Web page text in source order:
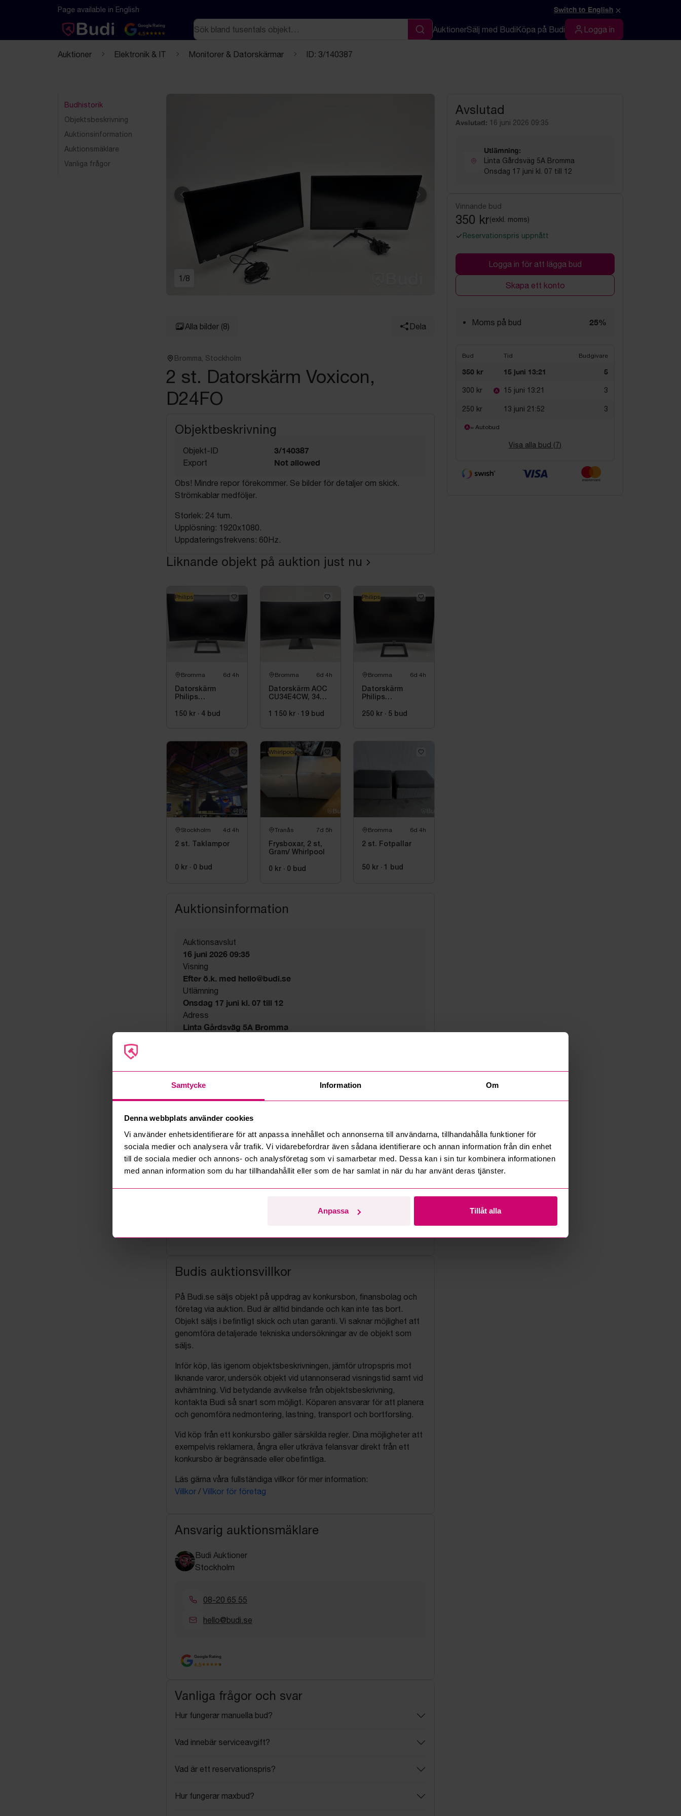
Samtycke Information Om
Denna webbplats använder cookies
Vi använder enhetsidentifierare för att anpassa innehållet och annonserna till användarna, tillhandahålla funktioner för
sociala medier och analysera vår trafik. Vi vidarebefordrar även sådana identifierare och annan information från din enhet
till de sociala medier och annons- och analysföretag som vi samarbetar med. Dessa kan i sin tur kombinera informationen
med annan information som du har tillhandahållit eller som de har samlat in när du har använt deras tjänster.
Anpassa Tillåt alla
Hoppa till innehåll
Textbaserad (markdown) version av denna sida
Page available in English Switch to English ×
Google Rating
4.5
Sök
Sök
AuktionerSälj med BudiKöpa på Budi Logga in
Logga in
Auktioner Elektronik & IT Monitorer & Datorskärmar ID: 3/140387
Budhistorik
Objektsbeskrivning
Auktionsinformation
Auktionsmäklare
Vanliga frågor
Föregående Nästa
1 /8
Alla bilder (8) Dela
Bromma, Stockholm
2 st. Datorskärm Voxicon,
D24FO
Objektbeskrivning
Objekt-ID 3/140387
Export Not allowed
Obs! Mindre repor förekommer. Se bilder för detaljer om skick.
Strömkablar medföljer.
Storlek: 24 tum.
Upplösning: 1920x1080.
Uppdateringsfrekvens: 60Hz.
Liknande objekt på auktion just nu
Bromma 6d 4h
Datorskärm
Philips
tum, välvd
150 kr · 4 bud
Philips
Bromma 6d 4h
Datorskärm AOC
CU34E4CW, 34
1 150 kr · 19 bud
Bromma 6d 4h
Datorskärm
Philips
tum
250 kr · 5 bud
Philips
Stockholm 4d 4h
2 st. Taklampor
0 kr · 0 bud
Tranås 7d 5h
Frysboxar, 2 st,
Gram/ Whirlpool
0 kr · 0 bud
Whirlpool
Bromma 6d 4h
2 st. Fotpallar
50 kr · 1 bud
Auktionsinformation
Auktionsavslut
16 juni 2026 09:35
Visning
Efter ö.k. med hello@budi.se
Utlämning
Onsdag 17 juni kl. 07 till 12
Adress
Linta Gårdsväg 5A Bromma
Budis auktionsvillkor
På Budi.se säljs objekt på uppdrag av konkursbon, finansbolag och
företag via auktion. Bud är alltid bindande och kan inte tas bort.
Objekt säljs i befintligt skick och utan garanti. Vi saknar möjlighet att
genomföra detaljerade tekniska undersökningar av de objekt som
säljs.
Inför köp, läs igenom objektsbeskrivningen, jämför utropspris mot
liknande varor, undersök objekt vid utannonserad visningstid samt vid
avhämtning. Vid betydande avvikelse från objektsbeskrivning,
kontakta Budi så snart som möjligt. Köparen ansvarar för att planera
och genomföra nedmontering, lastning, transport och bortforsling.
Vid köp från ett konkursbo gäller särskilda regler. Dina möjligheter att
exempelvis reklamera, ångra eller utkräva felansvar direkt från ett
konkursbo är begränsade eller obefintliga.
Läs gärna våra fullständiga villkor för mer information:
Villkor / Villkor för företag
Ansvarig auktionsmäklare
Budi Auktioner
Stockholm
08-20 65 55
hello@budi.se
Google Rating
4.5
Vanliga frågor och svar
Hur fungerar manuella bud?
Vad innebär serviceavgift?
Vad är ett reservationspris?
Hur fungerar maxbud?
Avslutad
Avslutad: 16 juni 2026 09:35
Utlämning:
Linta Gårdsväg 5A Bromma
Onsdag 17 juni kl. 07 till 12
Vinnande bud
350 kr(exkl. moms)
Reservationspris uppnått
Logga in för att lägga bud
Skapa ett konto
Moms på bud 25%
Bud Tid Budgivare
350 kr 15 juni 13:21 5
300 kr 15 juni 13:21 3
250 kr 13 juni 21:52 3
= Autobud
Visa alla bud (7)